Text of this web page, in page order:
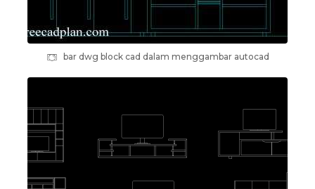
bar dwg block cad dalam menggambar autocad